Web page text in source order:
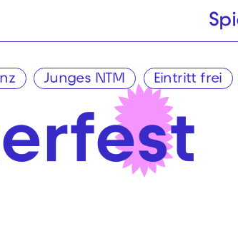
Zum
Junges NTM Eintritt frei